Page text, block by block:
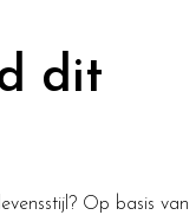
dit
Op basis van